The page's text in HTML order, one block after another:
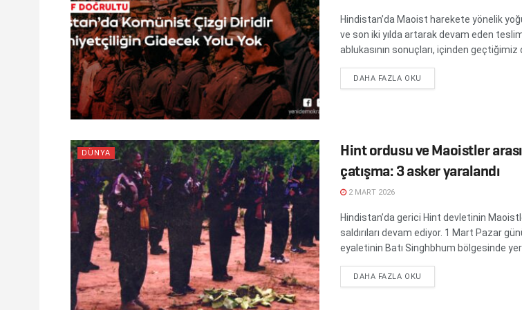
Hindistan’da Maoist harekete yönelik
ve son iki yılda artarak devam eden
ablukasının sonuçları, içinden geçtiğimiz
DAHA FAZLA OKU
DÜNYA
Hint ordusu ve Maoistler
çatışma: 3 asker yaralandı
2 MART 2026
Hindistan’da gerici Hint devletinin
saldırıları devam ediyor. 1 Mart Pazar
eyaletinin Batı Singhbhum bölgesinde yer
DAHA FAZLA OKU